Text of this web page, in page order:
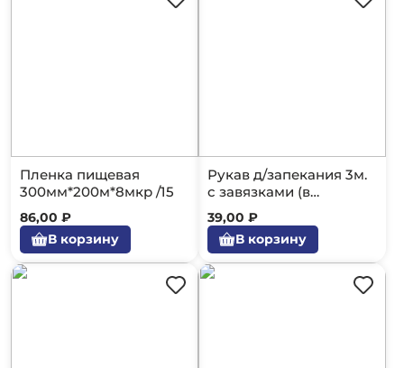
Пленка пищевая
300мм*200м*8мкр /15
86,00 ₽
В корзину
Рукав д/запекания 3м.
с завязками (в
футляре)
39,00 ₽
В корзину